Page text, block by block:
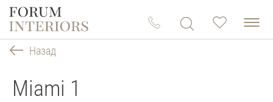
Назад
Miami 1